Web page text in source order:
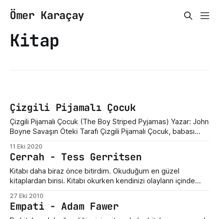
Ömer Karaçay
Kitap
Çizgili Pijamalı Çocuk
Çizgili Pijamalı Çocuk (The Boy Striped Pyjamas) Yazar: John
Boyne Savaşın Öteki Tarafı Çizgili Pijamalı Çocuk, babası
altında Alman ordusunda komutan olan bir çocuğun, kurgusal
bir karakter olan Bruno'nun hikayesini anlatıyor. Kitapta çok
fazla metafor var ve bu
11 Eki 2020
Cerrah - Tess Gerritsen
Kitabı daha biraz önce bitirdim. Okuduğum en güzel
kitaplardan birisi. Kitabı okurken kendinizi olayların içinde
konunun devam ettiği Çırak ve Günahkar kitapları da var.
Tess Gerritsen kimdir nedir diyorsanız buraya tıklayın.
27 Eki 2010
Empati - Adam Fawer